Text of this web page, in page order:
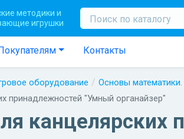
методики и
игрушки
Покупателям Контакты
оборудование
Основы
принадлежностей "Умный органайзер"